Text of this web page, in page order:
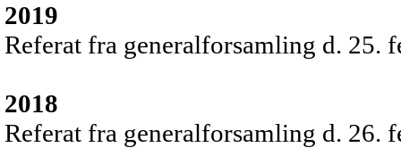
2019
Referat fra generalforsamling d. 25.
2018
Referat fra generalforsamling d. 26.